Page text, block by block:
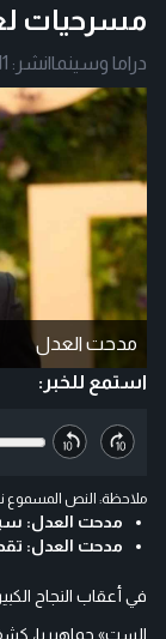
مسرحيات
دراما وسينما|نشر:
مدحت العدل
استمع للخبر:
ملاحظة: النص المسموع
مدحت العدل:
مدحت العدل:
في أعقاب النجاح
الست» جماهيريا،